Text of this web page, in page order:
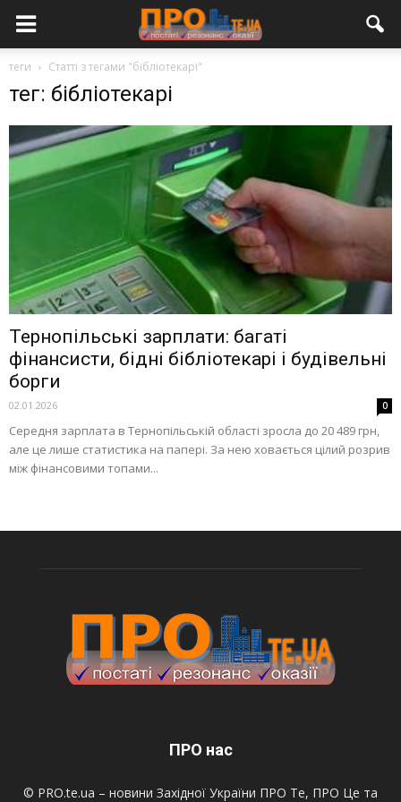
теги Статті з тегами "бібліотекарі"
тег: бібліотекарі
Тернопільські зарплати: багаті
фінансисти, бідні бібліотекарі і будівельні
борги
02.01.2026 0
Середня зарплата в Тернопільській області зросла до 20 489 грн,
але це лише статистика на папері. За нею ховається цілий розрив
між фінансовими топами...
ПРО нас
© PRO.te.ua – новини Західної України ПРО Те, ПРО Це та